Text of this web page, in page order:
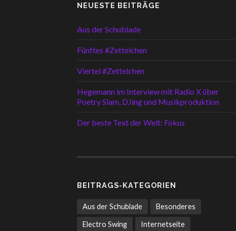
NEUESTE BEITRÄGE
Aus der Schublade
Fünftes #Zettelchen
Viertel #Zettelchen
Hegemann im Interview mit Radio X über
Poetry Slam, DJing und Musikproduktion
Der beste Text der Welt: Fokus
BEITRAGS-KATEGORIEN
Aus der Schublade Besonderes
Electro Swing Internetseite